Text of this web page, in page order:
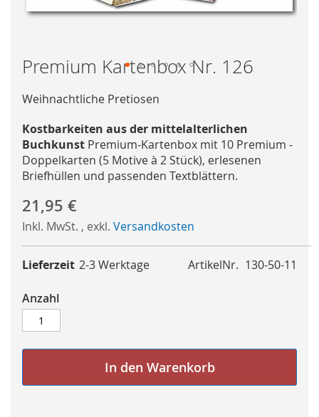
to
beginning
of
the
images
Premium Kartenbox Nr. 126
Weihnachtliche Pretiosen
Kostbarkeiten aus der mittelalterlichen
Buchkunst Premium-Kartenbox mit 10 Premium -
Doppelkarten (5 Motive à 2 Stück), erlesenen
Briefhüllen und passenden Textblättern.
21,95 €
Inkl. MwSt. , exkl. Versandkosten
ArtikelNr. 130-50-11
Lieferzeit 2-3 Werktage
Anzahl
In den Warenkorb